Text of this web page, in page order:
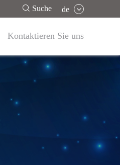
 Suche de
Kontaktieren Sie uns